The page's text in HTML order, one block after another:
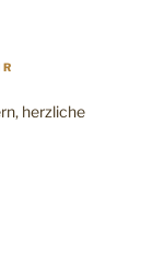
herzliche